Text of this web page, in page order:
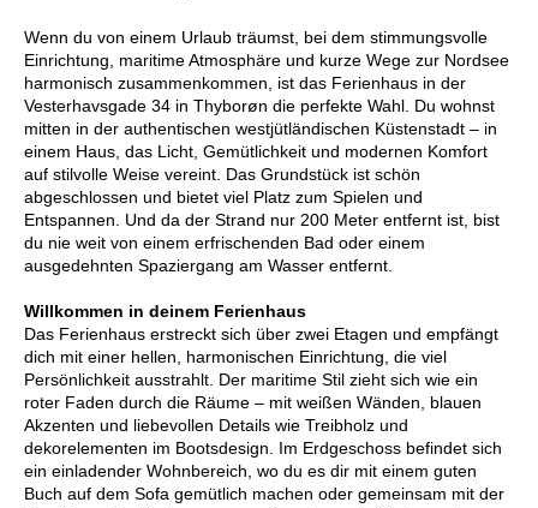
Wenn du von einem Urlaub träumst, bei dem stimmungsvolle
Einrichtung, maritime Atmosphäre und kurze Wege zur Nordsee
harmonisch zusammenkommen, ist das Ferienhaus in der
Vesterhavsgade 34 in Thyborøn die perfekte Wahl. Du wohnst
mitten in der authentischen westjütländischen Küstenstadt – in
einem Haus, das Licht, Gemütlichkeit und modernen Komfort
auf stilvolle Weise vereint. Das Grundstück ist schön
abgeschlossen und bietet viel Platz zum Spielen und
Entspannen. Und da der Strand nur 200 Meter entfernt ist, bist
du nie weit von einem erfrischenden Bad oder einem
ausgedehnten Spaziergang am Wasser entfernt.
Willkommen in deinem Ferienhaus
Das Ferienhaus erstreckt sich über zwei Etagen und empfängt
dich mit einer hellen, harmonischen Einrichtung, die viel
Persönlichkeit ausstrahlt. Der maritime Stil zieht sich wie ein
roter Faden durch die Räume – mit weißen Wänden, blauen
Akzenten und liebevollen Details wie Treibholz und
dekorelementen im Bootsdesign. Im Erdgeschoss befindet sich
ein einladender Wohnbereich, wo du es dir mit einem guten
Buch auf dem Sofa gemütlich machen oder gemeinsam mit der